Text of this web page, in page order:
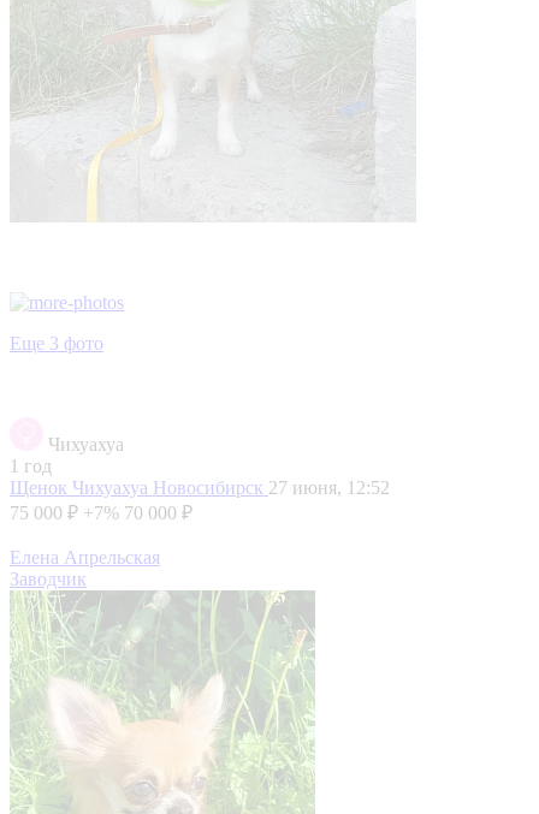
Еще 3 фото
Чихуахуа
1 год
Щенок Чихуахуа Новосибирск 27 июня, 12:52
75 000 ₽ +7% 70 000 ₽
Елена Апрельская
Заводчик